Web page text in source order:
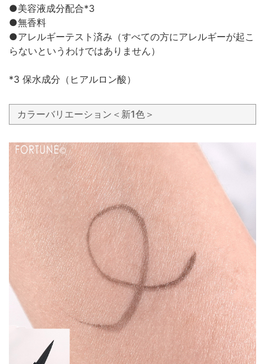
●美容液成分配合*3
●無香料
●アレルギーテスト済み（すべての方にアレルギーが起こ
らないというわけではありません）
*3 保水成分（ヒアルロン酸）
カラーバリエーション＜新1色＞